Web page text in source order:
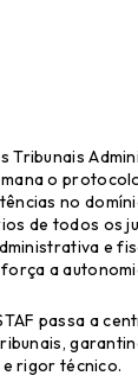
Tribunais
o
no
de todos os
e
a
passa a
rigor técnico.